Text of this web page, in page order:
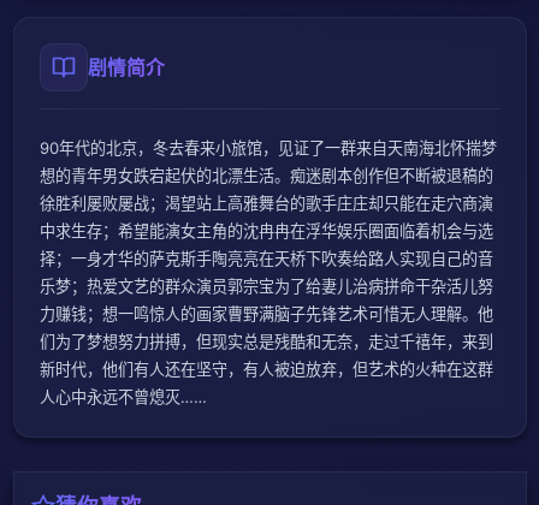
剧情简介
90年代的北京，冬去春来小旅馆，见证了一群来自天南海北怀揣梦
想的青年男女跌宕起伏的北漂生活。痴迷剧本创作但不断被退稿的
徐胜利屡败屡战；渴望站上高雅舞台的歌手庄庄却只能在走穴商演
中求生存；希望能演女主角的沈冉冉在浮华娱乐圈面临着机会与选
择；一身才华的萨克斯手陶亮亮在天桥下吹奏给路人实现自己的音
乐梦；热爱文艺的群众演员郭宗宝为了给妻儿治病拼命干杂活儿努
力赚钱；想一鸣惊人的画家曹野满脑子先锋艺术可惜无人理解。他
们为了梦想努力拼搏，但现实总是残酷和无奈，走过千禧年，来到
新时代，他们有人还在坚守，有人被迫放弃，但艺术的火种在这群
人心中永远不曾熄灭……